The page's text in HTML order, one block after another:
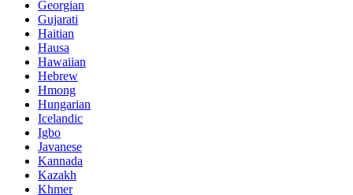
Georgian
Gujarati
Haitian
Hausa
Hawaiian
Hebrew
Hmong
Hungarian
Icelandic
Igbo
Javanese
Kannada
Kazakh
Khmer